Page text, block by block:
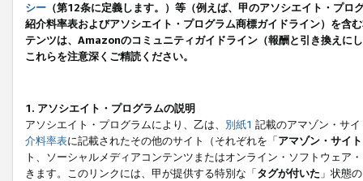
シー （第12条に定義します。）等（例えば、甲のアソシエイト・プ
紹介料率表およびアソシエイト・プログラム商標ガイドライン）を
テンツは、Amazonのコミュニティガイドライン（報酬と引き換えに
これらを注意深くご精読ください。
1. アソシエイト・プログラムの説明
アソシエイト・プログラムにより、乙は、 別紙1 記載のアマゾン・サ
介料率表に記載されたその他のサイト（それぞれを「アマゾン・サイト
ト、ソーシャルメディアコンテンツまたはオンライン・ソフトウェア
きます。このリンクには、甲が提供する特別な「タグが付いた 」状態